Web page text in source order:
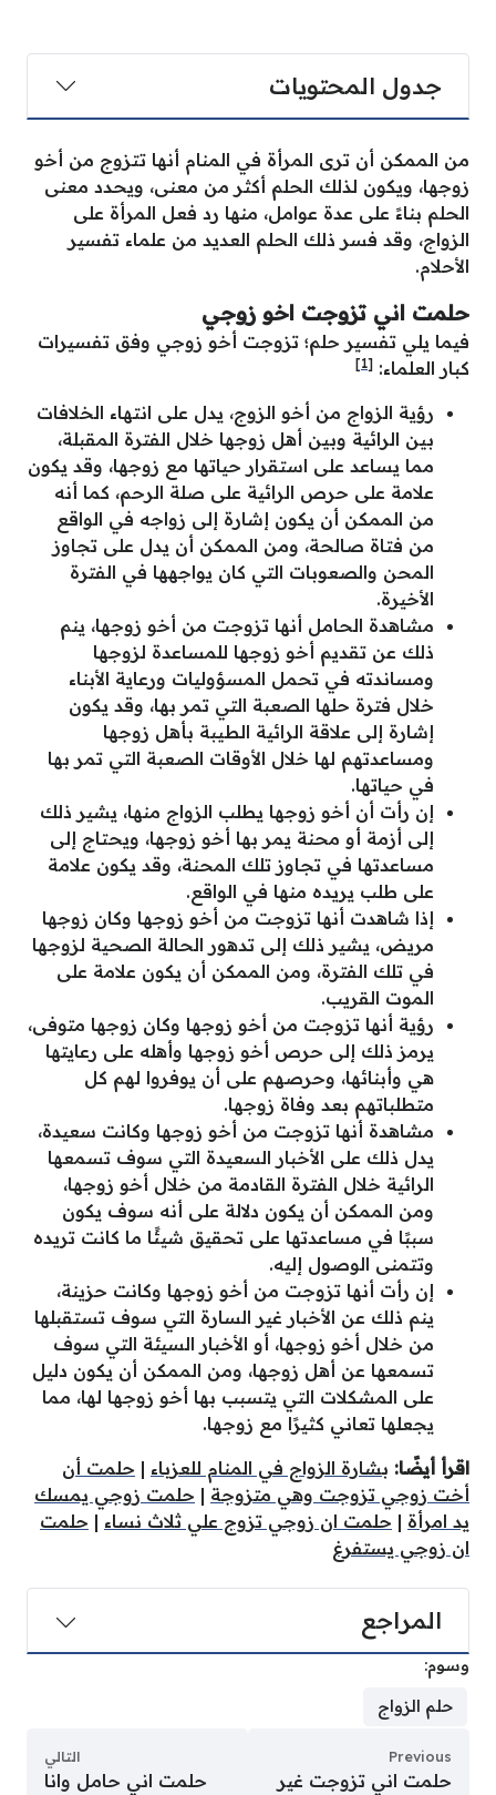
جدول المحتويات
من الممكن أن ترى المرأة في المنام أنها تتزوج من أخو
زوجها، ويكون لذلك الحلم أكثر من معنى، ويحدد معنى
الحلم بناءً على عدة عوامل، منها رد فعل المرأة على
الزواج، وقد فسر ذلك الحلم العديد من علماء تفسير
الأحلام.
حلمت اني تزوجت اخو زوجي
فيما يلي تفسير حلم؛ تزوجت أخو زوجي وفق تفسيرات
كبار العلماء: [1]
رؤية الزواج من أخو الزوج، يدل على انتهاء الخلافات
بين الرائية وبين أهل زوجها خلال الفترة المقبلة،
مما يساعد على استقرار حياتها مع زوجها، وقد يكون
علامة على حرص الرائية على صلة الرحم، كما أنه
من الممكن أن يكون إشارة إلى زواجه في الواقع
من فتاة صالحة، ومن الممكن أن يدل على تجاوز
المحن والصعوبات التي كان يواجهها في الفترة
الأخيرة.
مشاهدة الحامل أنها تزوجت من أخو زوجها، ينم
ذلك عن تقديم أخو زوجها للمساعدة لزوجها
ومساندته في تحمل المسؤوليات ورعاية الأبناء
خلال فترة حلها الصعبة التي تمر بها، وقد يكون
إشارة إلى علاقة الرائية الطيبة بأهل زوجها
ومساعدتهم لها خلال الأوقات الصعبة التي تمر بها
في حياتها.
إن رأت أن أخو زوجها يطلب الزواج منها، يشير ذلك
إلى أزمة أو محنة يمر بها أخو زوجها، ويحتاج إلى
مساعدتها في تجاوز تلك المحنة، وقد يكون علامة
على طلب يريده منها في الواقع.
إذا شاهدت أنها تزوجت من أخو زوجها وكان زوجها
مريض، يشير ذلك إلى تدهور الحالة الصحية لزوجها
في تلك الفترة، ومن الممكن أن يكون علامة على
الموت القريب.
رؤية أنها تزوجت من أخو زوجها وكان زوجها متوفى،
يرمز ذلك إلى حرص أخو زوجها وأهله على رعايتها
هي وأبنائها، وحرصهم على أن يوفروا لهم كل
متطلباتهم بعد وفاة زوجها.
مشاهدة أنها تزوجت من أخو زوجها وكانت سعيدة،
يدل ذلك على الأخبار السعيدة التي سوف تسمعها
الرائية خلال الفترة القادمة من خلال أخو زوجها،
ومن الممكن أن يكون دلالة على أنه سوف يكون
سببًا في مساعدتها على تحقيق شيئًا ما كانت تريده
وتتمنى الوصول إليه.
إن رأت أنها تزوجت من أخو زوجها وكانت حزينة،
ينم ذلك عن الأخبار غير السارة التي سوف تستقبلها
من خلال أخو زوجها، أو الأخبار السيئة التي سوف
تسمعها عن أهل زوجها، ومن الممكن أن يكون دليل
على المشكلات التي يتسبب بها أخو زوجها لها، مما
يجعلها تعاني كثيرًا مع زوجها.
اقرأ أيضًا: بشارة الزواج في المنام للعزباء | حلمت أن
أخت زوجي تزوجت وهي متزوجة | حلمت زوجي يمسك
يد امرأة | حلمت ان زوجي تزوج علي ثلاث نساء | حلمت
ان زوجي يستفرغ
المراجع
وسوم:
حلم الزواج
Previous
حلمت اني تزوجت غير
التالي
حلمت اني حامل وانا